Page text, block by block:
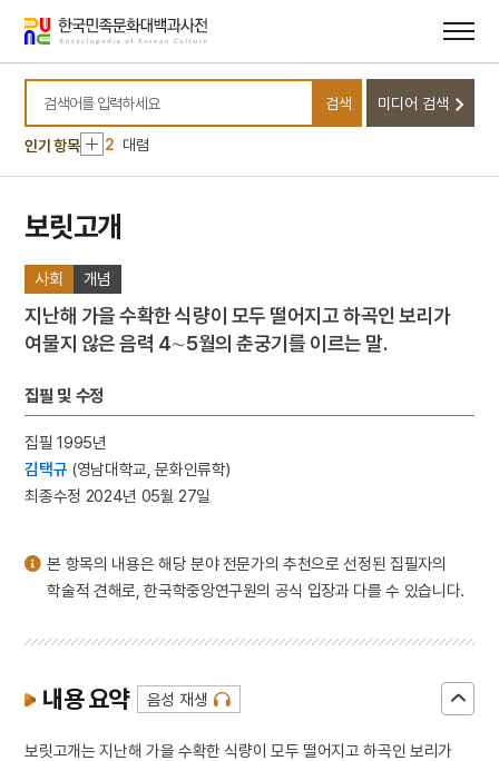
바로가기
바로가기
검색어를 입력하세요
검색 미디어 검색
인기 항목
10 낙화놀이
1 대정실업친목회
2 대렴
3 친일인명사전
4
6
7 금성대군
8 김말
10 낙화놀이
1
2 대렴
7 금성대군
9
김홍도
10
낙화놀이
보릿고개
사회 개념
지난해 가을 수확한 식량이 모두 떨어지고 하곡인 보리가
여물지 않은 음력 4∼5월의 춘궁기를 이르는 말.
집필 및 수정
집필 1995년
김택규 (영남대학교, 문화인류학)
최종수정 2024년 05월 27일
본 항목의 내용은 해당 분야 전문가의 추천으로 선정된 집필자의
학술적 견해로, 한국학중앙연구원의 공식 입장과 다를 수 있습니다.
내용 요약 음성 재생
보릿고개는 지난해 가을 수확한 식량이 모두 떨어지고 하곡인 보리가